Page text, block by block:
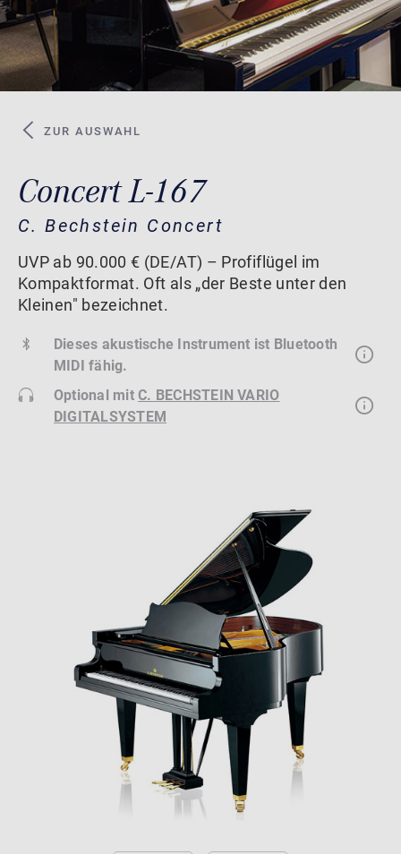
ZUR AUSWAHL
Concert L-167
C. Bechstein Concert
UVP ab 90.000 € (DE/AT) – Profiflügel im
Kompaktformat. Oft als „der Beste unter den
Kleinen" bezeichnet.
Dieses akustische Instrument ist Bluetooth
MIDI fähig.
Optional mitC. BECHSTEIN VARIO
DIGITALSYSTEM